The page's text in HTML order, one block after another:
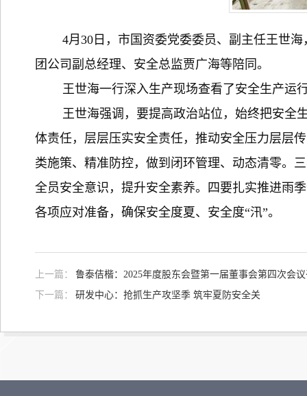
4月30日，市国资委党委委员、副主任王世海
团公司副总经理、安全总监贾广海等陪同。
王世海一行深入生产现场查看了安全生产运行
王世海强调，要提高政治站位，始终把安全生
体责任，层层压实安全责任，推动安全压力层层
类施策、精准防控，做到闭环管理、动态清零。
全员安全意识，提升安全素养。四要扎实推进雨
各项应对准备，确保安全度夏、安全度“汛”。
上一篇：
鲁泰佶楷：2025年度股东会暨第一届董事会第四次会
下一篇：
研发中心：抢抓生产攻坚季 筑牢夏防安全关